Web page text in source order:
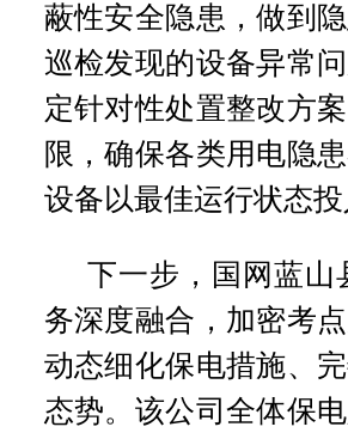
蔽性安全隐患，做到
巡检发现的设备异常
定针对性处置整改方
限，确保各类用电隐
设备以最佳运行状态
下一步，国网蓝山
务深度融合，加密考
动态细化保电措施、
态势。该公司全体保